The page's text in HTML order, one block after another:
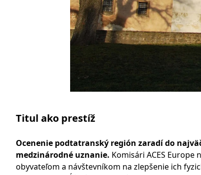
Titul ako prestíž
Ocenenie podtatranský región zaradí do
medzinárodné uznanie. Komisári ACES
obyvateľom a návštevníkom na zlepšenie ich